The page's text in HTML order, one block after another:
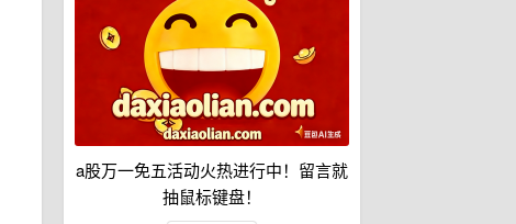
a股万一免五活动火热进行中！留言就
抽鼠标键盘！